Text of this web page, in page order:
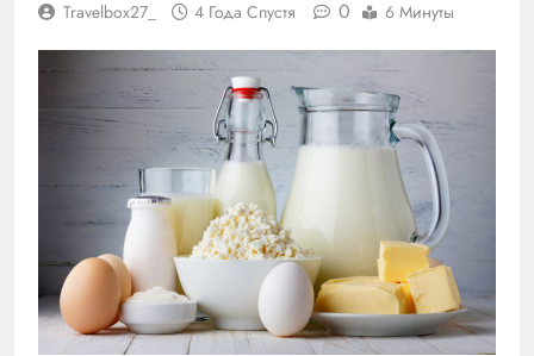
Travelbox27_ 4 Года Спустя 0 6 Минуты